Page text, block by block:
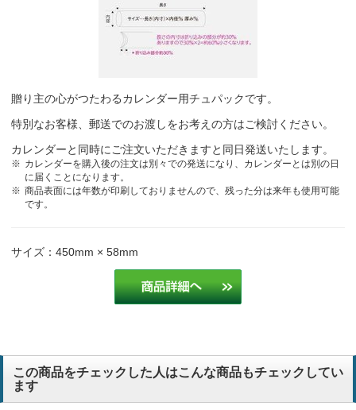
贈り主の心がつたわるカレンダー用チュパックです。
特別なお客様、郵送でのお渡しをお考えの方はご検討ください。
カレンダーと同時にご注文いただきますと同日発送いたします。
カレンダーを購入後の注文は別々での発送になり、カレンダーとは別の日
に届くことになります。
商品表面には年数が印刷しておりませんので、残った分は来年も使用可能
です。
サイズ：450mm × 58mm
この商品をチェックした人はこんな商品もチェックしてい
ます